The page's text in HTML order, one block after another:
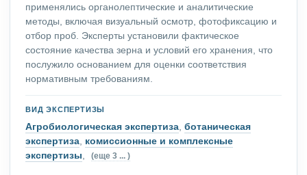
применялись органолептические и аналитические
методы, включая визуальный осмотр, фотофиксацию и
отбор проб. Эксперты установили фактическое
состояние качества зерна и условий его хранения, что
послужило основанием для оценки соответствия
нормативным требованиям.
ВИД ЭКСПЕРТИЗЫ
Агробиологическая экспертиза, ботаническая
экспертиза, комиссионные и комплексные
экспертизы, (еще 3 ... )